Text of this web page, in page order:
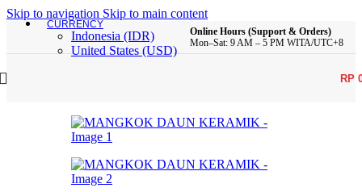
Skip to navigation Skip to main content
CURRENCY
Indonesia (IDR)
United States (USD)
Online Hours (Support & Orders)
Mon–Sat: 9 AM – 5 PM WITA/UTC+8
RP